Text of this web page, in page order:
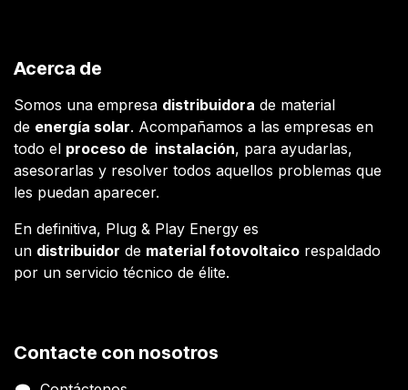
Acerca de
Somos una empresa distribuidora de material
de energía solar. Acompañamos a las empresas en
todo el proceso de instalación, para ayudarlas,
asesorarlas y resolver todos aquellos problemas que
les puedan aparecer.
En definitiva, Plug & Play Energy es
un distribuidor de material fotovoltaico respaldado
por un servicio técnico de élite.
Contacte con nosotros